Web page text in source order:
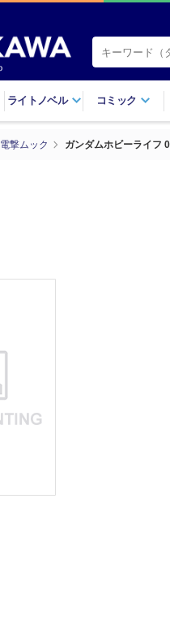
ライトノベル コミック
電撃ムック ガンダムホビーライフ